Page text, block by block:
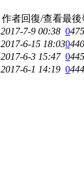
作者回復/查看最後
2017-7-9 00:38 0
2017-6-15 18:030
2017-6-3 15:47 0
2017-6-1 14:19 0